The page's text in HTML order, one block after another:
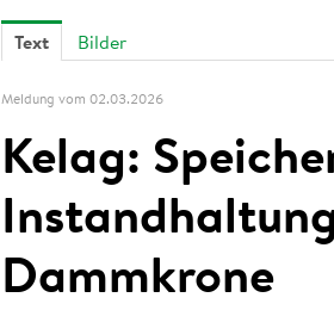
Text Bilder
Meldung vom 02.03.2026
Kelag:
Dammkrone